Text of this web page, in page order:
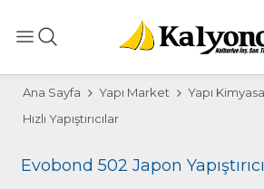
Ana Sayfa Yapı Market Yapı
Hızlı Yapıştırıcılar
Evobond 502 Japon